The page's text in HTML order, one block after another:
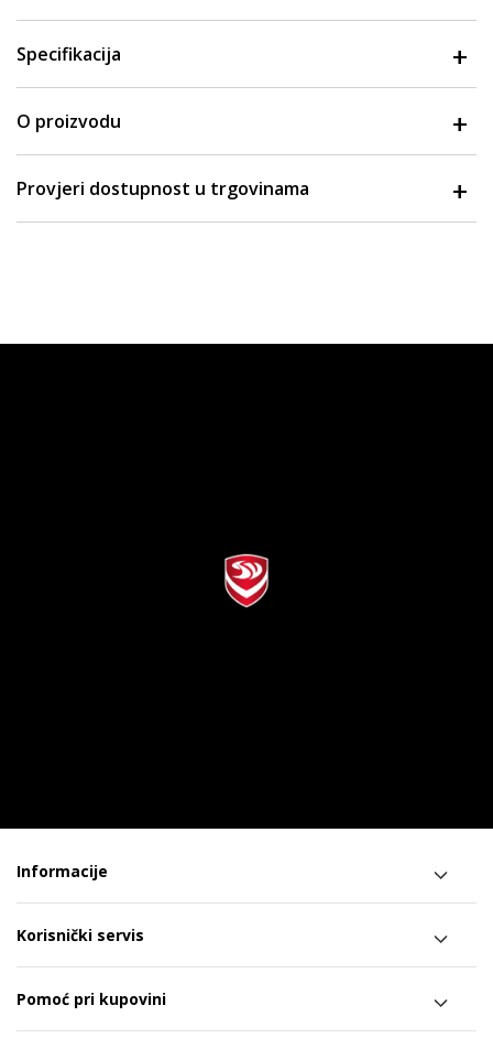
Specifikacija
O proizvodu
Provjeri dostupnost u trgovinama
Informacije
Korisnički servis
Pomoć pri kupovini